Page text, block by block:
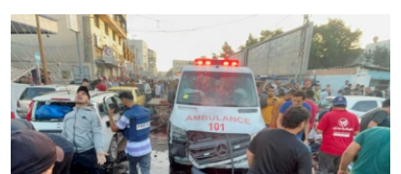
TÁRSADALOM
DEMOKRÁCIA
A PÉNZ NYOMÁBAN
EURÓPAI UNIÓ
VILÁG